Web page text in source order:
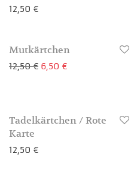
12,50 €
3-4 Werktage
Mutkärtchen
12,50€ Ursprünglicher Preis
6,50 €Aktueller Preis
Tadelkärtchen / Rote
Karte
12,50 €